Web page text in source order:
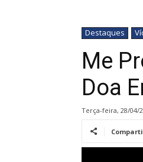
Destaques
Me
Doa
terça-feira, 28/04/